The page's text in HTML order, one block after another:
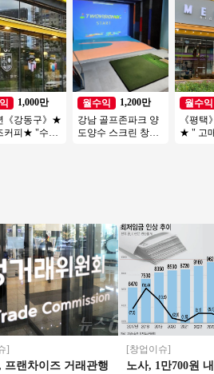
1,000만
《강동구》★
커피★ "수익
월수익
1,200만
강남 골프존파크 양
도양수 스크린 창업
월수익
《평
★ " 고
랜차이즈 거래관행
[창업이슈]
노사, 1만700원 내